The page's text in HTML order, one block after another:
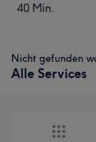
40 Min.
Nicht gefunden
Alle Services